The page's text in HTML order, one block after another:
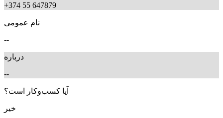
+374 55 647879
نام عمومی
--
درباره
--
آیا کسب‌وکار است؟
خیر